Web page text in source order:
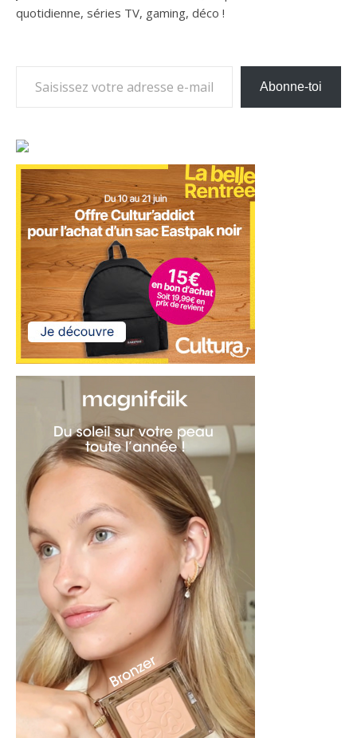
quotidienne, séries TV, gaming, déco !
Abonne-toi